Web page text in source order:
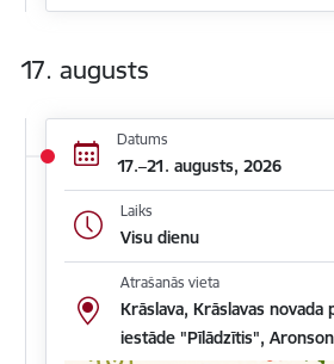
17. augusts
Datums
17.–21. augusts, 2026
Laiks
Visu dienu
Atrašanās vieta
Krāslava, Krāslavas novada
iestāde "Pīlādzītis",